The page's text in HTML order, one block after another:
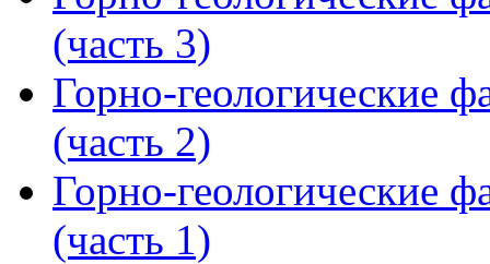
(часть 3)
Горно-геологические
(часть 2)
Горно-геологические
(часть 1)